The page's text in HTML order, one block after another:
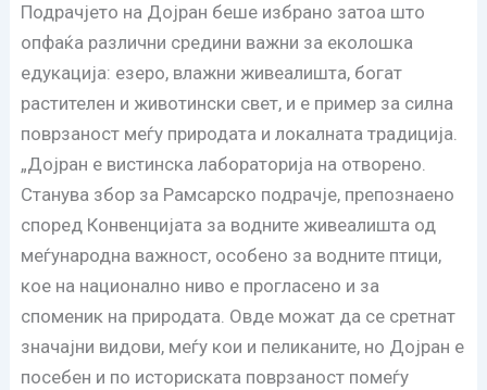
Подрачјето на Дојран беше избрано затоа што
опфаќа различни средини важни за еколошка
едукација: езеро, влажни живеалишта, богат
растителен и животински свет, и е пример за силна
поврзаност меѓу природата и локалната традиција.
„Дојран е вистинска лабораторија на отворено.
Станува збор за Рамсарско подрачје, препознаено
според Конвенцијата за водните живеалишта од
меѓународна важност, особено за водните птици,
кое на национално ниво е прогласено и за
споменик на природата. Овде можат да се сретнат
значајни видови, меѓу кои и пеликаните, но Дојран е
посебен и по историската поврзаност помеѓу